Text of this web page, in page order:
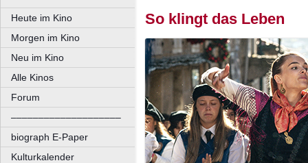
Heute im Kino
Morgen im Kino
Neu im Kino
Alle Kinos
Forum
––––––––––––––––––––
biograph E-Paper
Kulturkalender
So klingt das Leben